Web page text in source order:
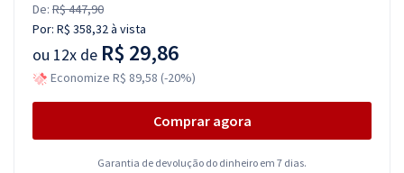
De: R$ 447,90
Por: R$ 358,32à vista
ou 12x de R$ 29,86
Economize R$ 89,58 (-20%)
Comprar agora
Garantia de devolução do dinheiro em 7 dias.